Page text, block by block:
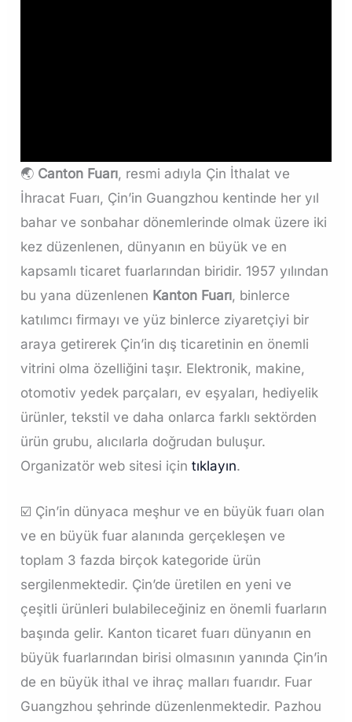
🌏 Canton Fuarı, resmi adıyla Çin İthalat ve
İhracat Fuarı, Çin’in Guangzhou kentinde her yıl
bahar ve sonbahar dönemlerinde olmak üzere iki
kez düzenlenen, dünyanın en büyük ve en
kapsamlı ticaret fuarlarından biridir. 1957 yılından
bu yana düzenlenen Kanton Fuarı, binlerce
katılımcı firmayı ve yüz binlerce ziyaretçiyi bir
araya getirerek Çin’in dış ticaretinin en önemli
vitrini olma özelliğini taşır. Elektronik, makine,
otomotiv yedek parçaları, ev eşyaları, hediyelik
ürünler, tekstil ve daha onlarca farklı sektörden
ürün grubu, alıcılarla doğrudan buluşur.
Organizatör web sitesi içintıklayın.
☑️ Çin’in dünyaca meşhur ve en büyük fuarı olan
ve en büyük fuar alanında gerçekleşen ve
toplam 3 fazda birçok kategoride ürün
sergilenmektedir. Çin’de üretilen en yeni ve
çeşitli ürünleri bulabileceğiniz en önemli fuarların
başında gelir. Kanton ticaret fuarı dünyanın en
büyük fuarlarından birisi olmasının yanında Çin’in
de en büyük ithal ve ihraç malları fuarıdır. Fuar
Guangzhou şehrinde düzenlenmektedir. Pazhou